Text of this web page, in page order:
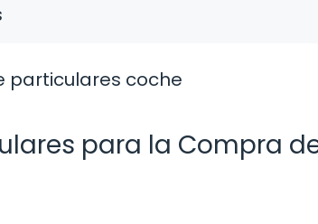
para la Compra